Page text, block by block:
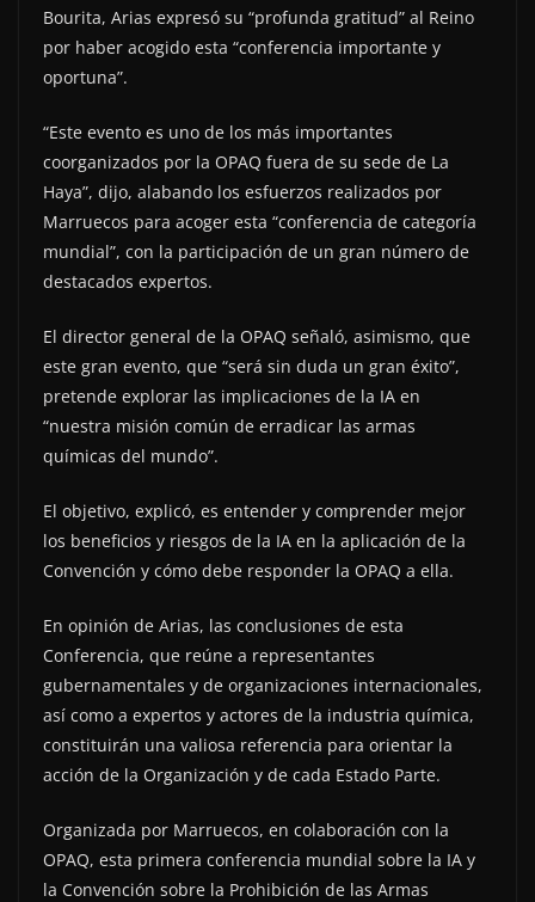
Bourita, Arias expresó su “profunda gratitud” al Reino
por haber acogido esta “conferencia importante y
oportuna”.
“Este evento es uno de los más importantes
coorganizados por la OPAQ fuera de su sede de La
Haya”, dijo, alabando los esfuerzos realizados por
Marruecos para acoger esta “conferencia de categoría
mundial”, con la participación de un gran número de
destacados expertos.
El director general de la OPAQ señaló, asimismo, que
este gran evento, que “será sin duda un gran éxito”,
pretende explorar las implicaciones de la IA en
“nuestra misión común de erradicar las armas
químicas del mundo”.
El objetivo, explicó, es entender y comprender mejor
los beneficios y riesgos de la IA en la aplicación de la
Convención y cómo debe responder la OPAQ a ella.
En opinión de Arias, las conclusiones de esta
Conferencia, que reúne a representantes
gubernamentales y de organizaciones internacionales,
así como a expertos y actores de la industria química,
constituirán una valiosa referencia para orientar la
acción de la Organización y de cada Estado Parte.
Organizada por Marruecos, en colaboración con la
OPAQ, esta primera conferencia mundial sobre la IA y
la Convención sobre la Prohibición de las Armas